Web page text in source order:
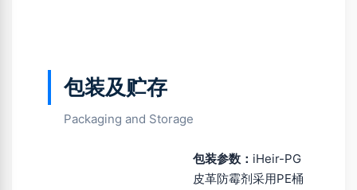
包装及贮存
Packaging and Storage
包装参数： iHeir-PG
皮革防霉剂采用PE桶